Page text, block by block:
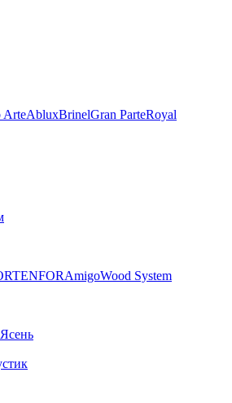
ArteAbluxBrinelGran ParteRoyal
TENFORAmigoWood System
Ясень